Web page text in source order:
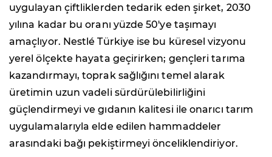
uygulayan çiftliklerden tedarik eden şirket, 2030
yılına kadar bu oranı yüzde 50'ye taşımayı
amaçlıyor. Nestlé Türkiye ise bu küresel vizyonu
yerel ölçekte hayata geçirirken; gençleri tarıma
kazandırmayı, toprak sağlığını temel alarak
üretimin uzun vadeli sürdürülebilirliğini
güçlendirmeyi ve gıdanın kalitesi ile onarıcı tarım
uygulamalarıyla elde edilen hammaddeler
arasındaki bağı pekiştirmeyi önceliklendiriyor.